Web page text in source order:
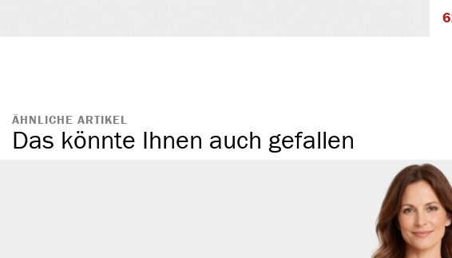
ÄHNLICHE ARTIKEL
Das könnte Ihnen auch gefallen